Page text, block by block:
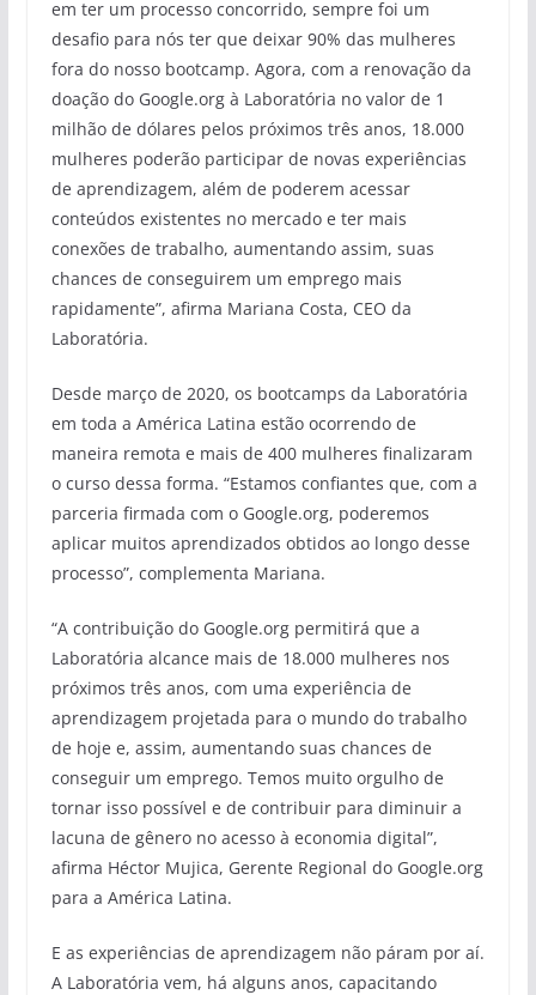
em ter um processo concorrido, sempre foi um
desafio para nós ter que deixar 90% das mulheres
fora do nosso bootcamp. Agora, com a renovação da
doação do Google.org à Laboratória no valor de 1
milhão de dólares pelos próximos três anos, 18.000
mulheres poderão participar de novas experiências
de aprendizagem, além de poderem acessar
conteúdos existentes no mercado e ter mais
conexões de trabalho, aumentando assim, suas
chances de conseguirem um emprego mais
rapidamente”, afirma Mariana Costa, CEO da
Laboratória.
Desde março de 2020, os bootcamps da Laboratória
em toda a América Latina estão ocorrendo de
maneira remota e mais de 400 mulheres finalizaram
o curso dessa forma. “Estamos confiantes que, com a
parceria firmada com o Google.org, poderemos
aplicar muitos aprendizados obtidos ao longo desse
processo”, complementa Mariana.
“A contribuição do Google.org permitirá que a
Laboratória alcance mais de 18.000 mulheres nos
próximos três anos, com uma experiência de
aprendizagem projetada para o mundo do trabalho
de hoje e, assim, aumentando suas chances de
conseguir um emprego. Temos muito orgulho de
tornar isso possível e de contribuir para diminuir a
lacuna de gênero no acesso à economia digital”,
afirma Héctor Mujica, Gerente Regional do Google.org
para a América Latina.
E as experiências de aprendizagem não páram por aí.
A Laboratória vem, há alguns anos, capacitando